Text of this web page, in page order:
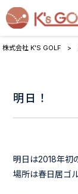
株式会社 K'S GOLF >
明日！
明日は2018年初
場所は春日居ゴ